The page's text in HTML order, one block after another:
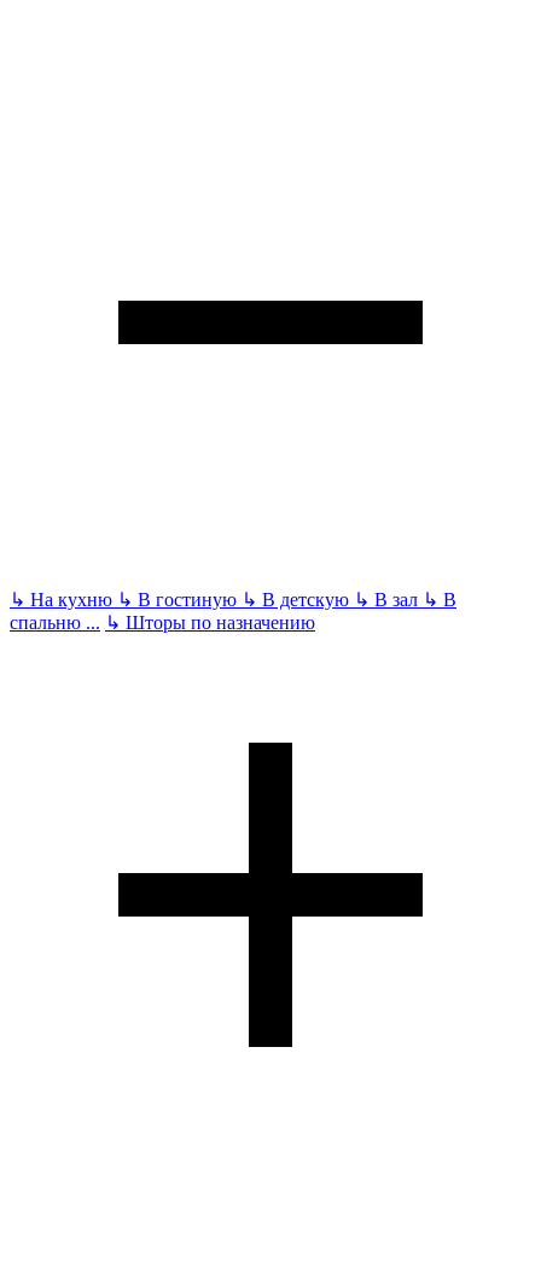
↳ На кухню ↳ В гостиную ↳ В детскую ↳ В зал ↳ В
спальню ... ↳ Шторы по назначению